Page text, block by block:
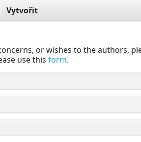
Vytvořit
or wishes to the authors,
use this form.